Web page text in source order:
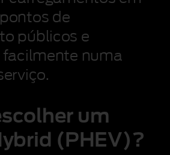
de
públicos e
facilmente numa
um
(PHEV)?